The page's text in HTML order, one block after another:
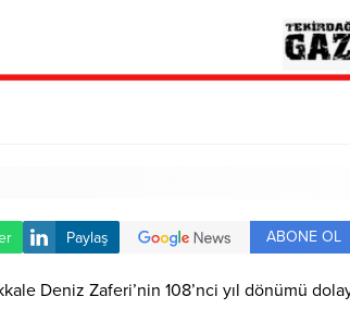
Paylaş ABONE OL
Deniz Zaferi’nin 108’nci yıl dönümü